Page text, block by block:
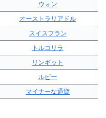
ウォン
オーストラリアドル
スイスフラン
トルコリラ
リンギット
ルピー
マイナーな通貨